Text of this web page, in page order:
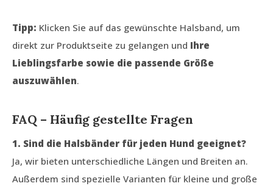
Tipp: Klicken Sie auf das gewünschte Halsband, um
direkt zur Produktseite zu gelangen und Ihre
Lieblingsfarbe sowie die passende Größe
auszuwählen.
FAQ – Häufig gestellte Fragen
1. Sind die Halsbänder für jeden Hund geeignet?
Ja, wir bieten unterschiedliche Längen und Breiten an.
Außerdem sind spezielle Varianten für kleine und große